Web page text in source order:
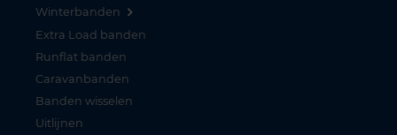
Winterbanden
Extra Load banden
Runflat banden
Caravanbanden
Banden wisselen
Uitlijnen